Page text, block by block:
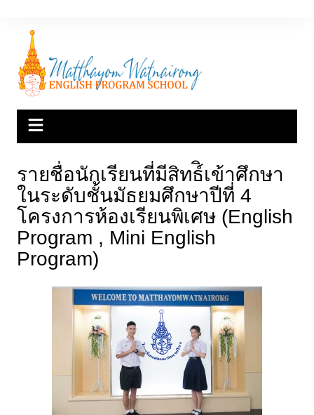
content
รายชื่อนักเรียนที่มีสิทธ์ิเข้าศึกษา
ในระดับชั้นมัธยมศึกษาปีที่ 4
โครงการห้องเรียนพิเศษ (English
Program , Mini English
Program)